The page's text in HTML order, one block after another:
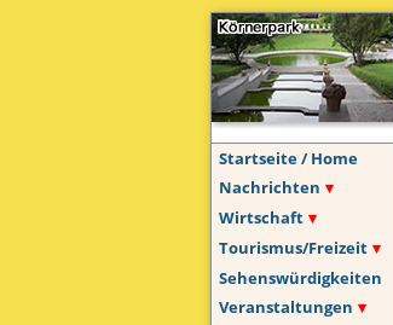
Startseite / Home
Nachrichten
Wirtschaft
Tourismus/Freizeit
Sehenswürdigkeiten
Veranstaltungen